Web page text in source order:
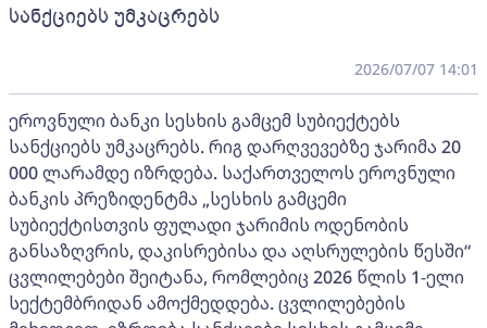
სანქციებს უმკაცრებს
2026/07/07 14:01
ეროვნული ბანკი სესხის გამცემ სუბიექტებს
სანქციებს უმკაცრებს. რიგ დარღვევებზე ჯარიმა 20
000 ლარამდე იზრდება. საქართველოს ეროვნული
ბანკის პრეზიდენტმა „სესხის გამცემი
სუბიექტისთვის ფულადი ჯარიმის ოდენობის
განსაზღვრის, დაკისრებისა და აღსრულების წესში“
ცვლილებები შეიტანა, რომლებიც 2026 წლის 1-ელი
სექტემბრიდან ამოქმედდება. ცვლილებების